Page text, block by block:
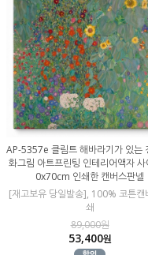
AP-5357e 클림트 해바라기가 있는
화그림 아트프린팅 인테리어액자
0x70cm 인쇄한 캔버스판넬
[재고보유 당일발송], 100% 코튼캔
쇄
89,000원
53,400원